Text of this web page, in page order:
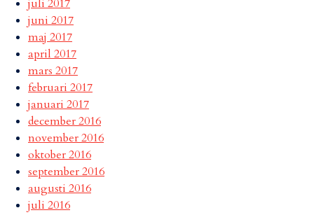
juli 2017
juni 2017
maj 2017
april 2017
mars 2017
februari 2017
januari 2017
december 2016
november 2016
oktober 2016
september 2016
augusti 2016
juli 2016